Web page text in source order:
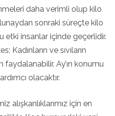
daha verimli olup kilo
sonraki süreçte kilo
etki insanlar içinde geçerlidir.
Kadınların ve sıvıların
faydalanabilir. Ay’ın konumu
olacaktır.
alışkanlıklarımız için en